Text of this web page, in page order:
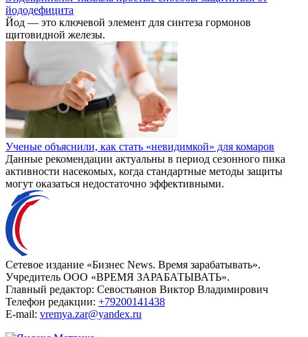
йододефицита
Йод — это ключевой элемент для синтеза гормонов
щитовидной железы.
Ученые объяснили, как стать «невидимкой» для комаров
Данные рекомендации актуальны в период сезонного пика
активности насекомых, когда стандартные методы защиты
могут оказаться недостаточно эффективными.
Сетевое издание «Бизнес News. Время зарабатывать».
Учредитель ООО «ВРЕМЯ ЗАРАБАТЫВАТЬ».
Главный редактор: Севостьянов Виктор Владимирович
Телефон редакции: +79200141438
E-mail: vremya.zar@yandex.ru